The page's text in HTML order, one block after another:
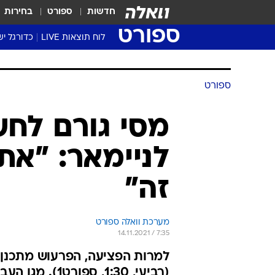
חדשות ספורט בחירות
ספורט לוח תוצאות LIVE כדורגל
גביע הטוטו
שגרירים
נבחרות
ליגה
ספורט
מסי גורם
לניימאר:
זה"
מערכת וואלה ספורט
14.11.2021 / 7:35
למרות הפציעה, הפרעוש